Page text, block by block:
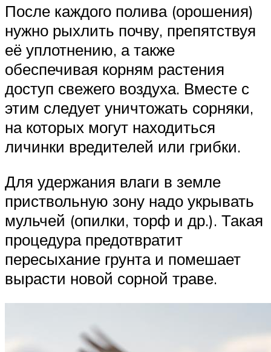
После каждого полива (орошения)
нужно рыхлить почву, препятствуя
её уплотнению, а также
обеспечивая корням растения
доступ свежего воздуха. Вместе с
этим следует уничтожать сорняки,
на которых могут находиться
личинки вредителей или грибки.
Для удержания влаги в земле
приствольную зону надо укрывать
мульчей (опилки, торф и др.). Такая
процедура предотвратит
пересыхание грунта и помешает
вырасти новой сорной траве.